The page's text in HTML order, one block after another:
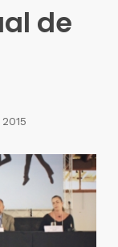
de